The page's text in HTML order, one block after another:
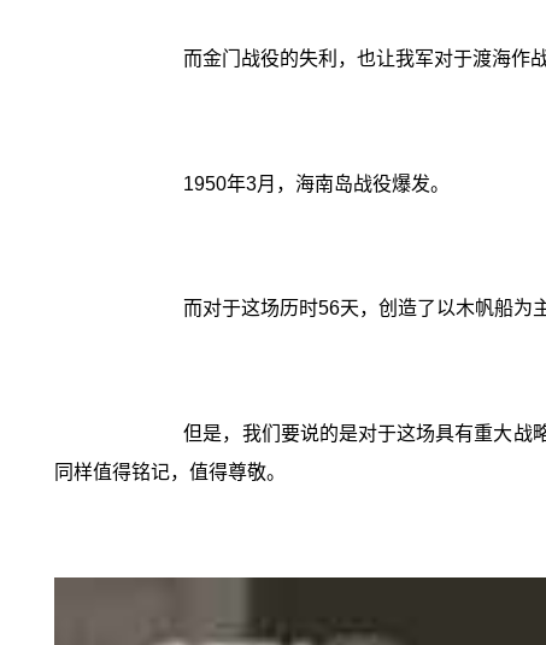
而金门战役的失利，也让我军对于渡海作
1950年3月，海南岛战役爆发。
而对于这场历时56天，创造了以木帆船为
但是，我们要说的是对于这场具有重大战
同样值得铭记，值得尊敬。